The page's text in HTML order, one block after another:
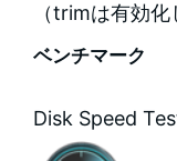
（trimは有効
ベンチマーク
Disk Speed